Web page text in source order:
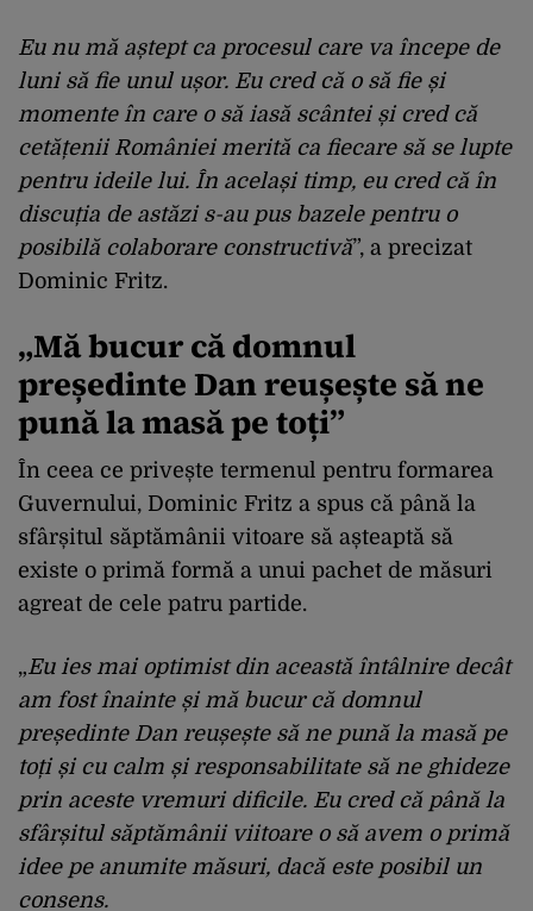
Eu nu mă aștept ca procesul care va începe de
luni să fie unul ușor. Eu cred că o să fie și
momente în care o să iasă scântei și cred că
cetățenii României merită ca fiecare să se lupte
pentru ideile lui. În același timp, eu cred că în
discuția de astăzi s-au pus bazele pentru o
posibilă colaborare constructivă”, a precizat
Dominic Fritz.
„Mă bucur că domnul
președinte Dan reușește să ne
pună la masă pe toți”
În ceea ce privește termenul pentru formarea
Guvernului, Dominic Fritz a spus că până la
sfârșitul săptămânii vitoare să așteaptă să
existe o primă formă a unui pachet de măsuri
agreat de cele patru partide.
„Eu ies mai optimist din această întâlnire decât
am fost înainte și mă bucur că domnul
președinte Dan reușește să ne pună la masă pe
toți și cu calm și responsabilitate să ne ghideze
prin aceste vremuri dificile. Eu cred că până la
sfârșitul săptămânii viitoare o să avem o primă
idee pe anumite măsuri, dacă este posibil un
consens.